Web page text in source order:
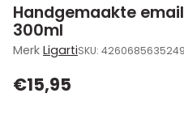
Handgemaakte
300ml
Merk LigartiSKU: 4260685635249
Normale
€15,95